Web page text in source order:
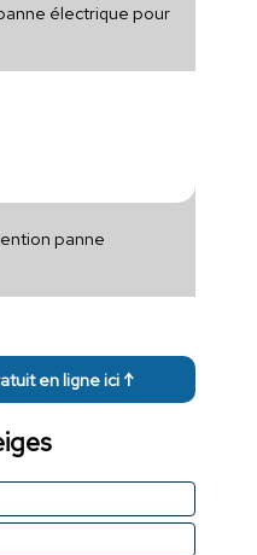
électrique pour
panne
en ligne ici ↑